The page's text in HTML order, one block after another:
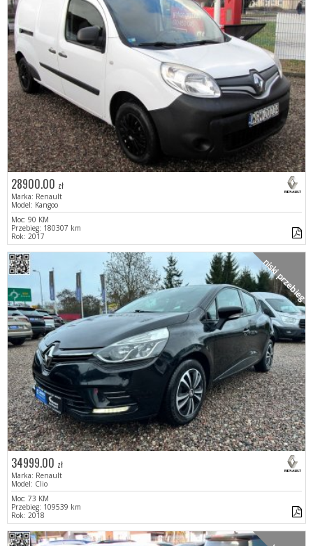
28900.00 zł
Marka: Renault
Model: Kangoo
Moc: 90 KM
Przebieg: 180307 km
Rok: 2017
niski przebieg
34999.00 zł
Marka: Renault
Model: Clio
Moc: 73 KM
Przebieg: 109539 km
Rok: 2018